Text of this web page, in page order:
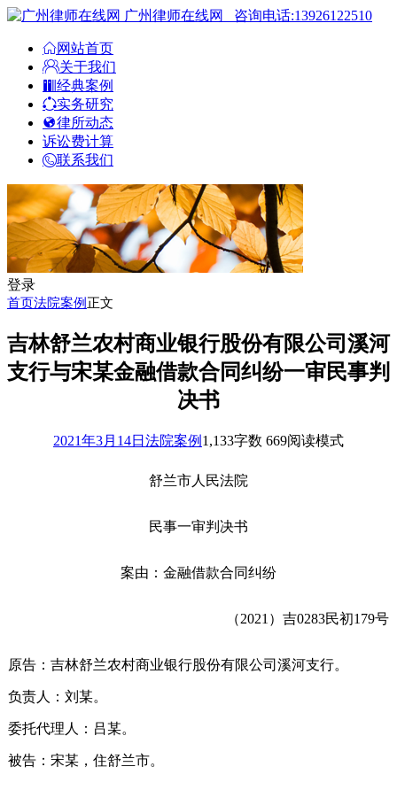
广州律师在线网 咨询电话:13926122510
网站首页
关于我们
经典案例
实务研究
律所动态
诉讼费计算
联系我们
登录
首页法院案例 正文
吉林舒兰农村商业银行股份有限公司溪河
支行与宋某金融借款合同纠纷一审民事判
决书
2021年3月14日 法院案例 1,133字数 669阅读模式
舒兰市人民法院
民事一审判决书
案由：金融借款合同纠纷
（2021）吉0283民初179号
原告：吉林舒兰农村商业银行股份有限公司溪河支行。
负责人：刘某。
委托代理人：吕某。
被告：宋某，住舒兰市。